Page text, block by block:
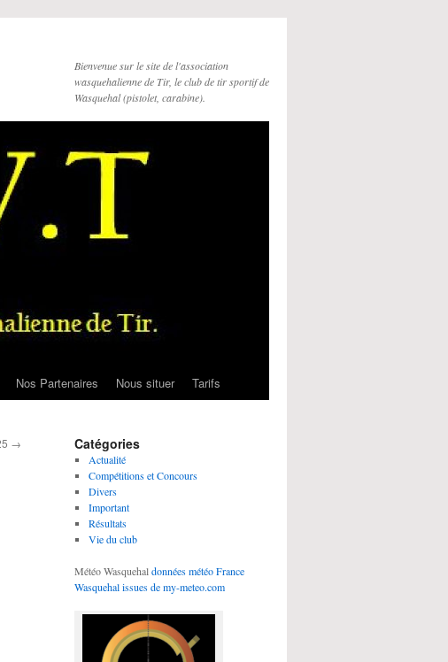
Bienvenue sur le site de l'association
wasquehalienne de Tir, le club de tir sportif de
Wasquehal (pistolet, carabine).
Nos Partenaires Nous situer Tarifs
→ Catégories
Actualité
Compétitions et Concours
Divers
Important
Résultats
Vie du club
Météo Wasquehaldonnées météo France
Wasquehal issues de my-meteo.com